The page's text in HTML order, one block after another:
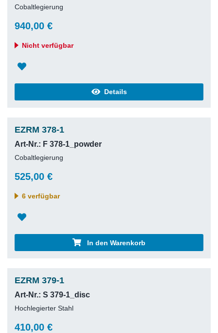
Cobaltlegierung
940,00 €
Nicht verfügbar
Details
EZRM 378-1
Art-Nr.: F 378-1_powder
Cobaltlegierung
525,00 €
6 verfügbar
In den Warenkorb
EZRM 379-1
Art-Nr.: S 379-1_disc
Hochlegierter Stahl
410,00 €